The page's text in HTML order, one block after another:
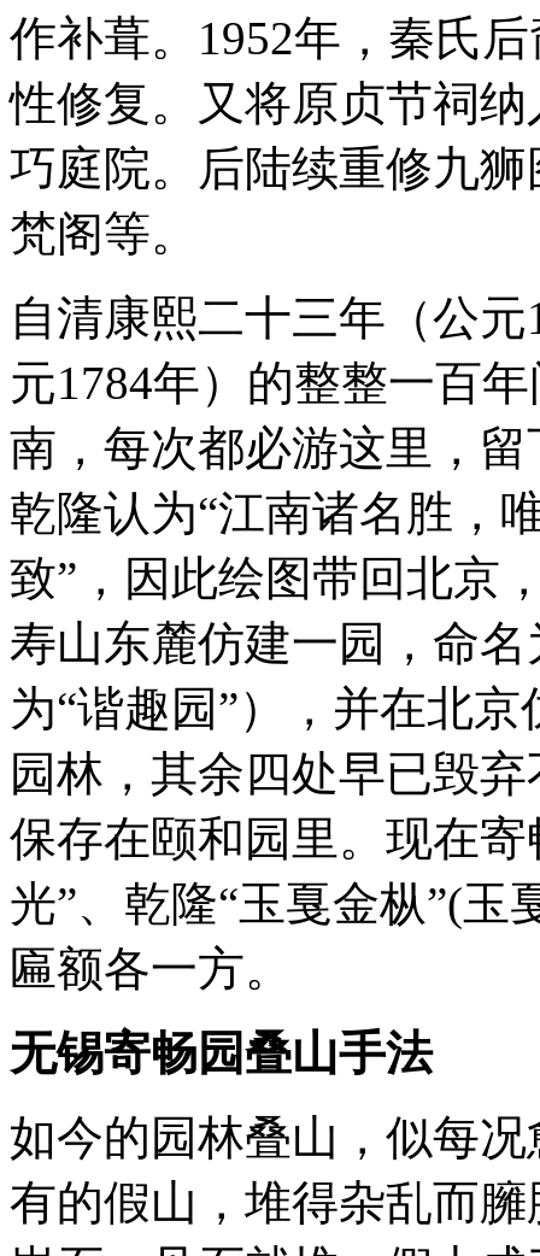
作补葺。1952年，秦氏
性修复。又将原贞节祠
巧庭院。后陆续重修九
梵阁等。
自清康熙二十三年（公
元1784年）的整整一百
南，每次都必游这里，
乾隆认为“江南诸名胜，
致”，因此绘图带回北京
寿山东麓仿建一园，命名
为“谐趣园”），并在北
园林，其余四处早已毁
保存在颐和园里。现在
光”、乾隆“玉戛金枞”(
匾额各一方。
无锡寄畅园叠山手法
如今的园林叠山，似每
有的假山，堆得杂乱而